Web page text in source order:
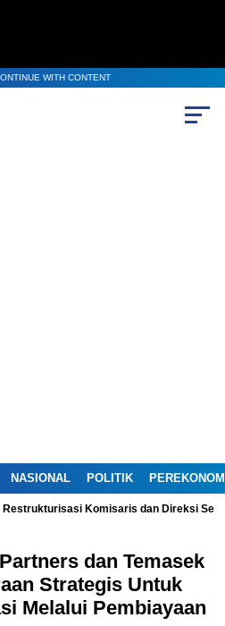
WITH CONTENT
NASIONAL POLITIK
Restrukturisasi Komisaris dan Direksi
dan Temasek
Strategis Untuk
Melalui Pembiayaan